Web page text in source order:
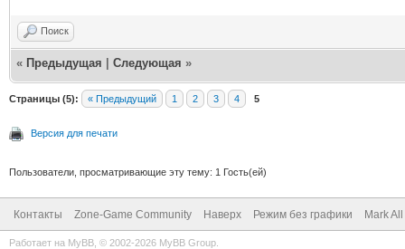
Поиск
« Предыдущая Следующая »
Страницы (5): « Предыдущий 1 2 3 4 5
Версия для печати
Пользователи, просматривающие эту тему: 1 Гость(ей)
Контакты Zone-Game Community Наверх Режим без графики Mark
Работает на MyBB , © 2002-2026 MyBB Group